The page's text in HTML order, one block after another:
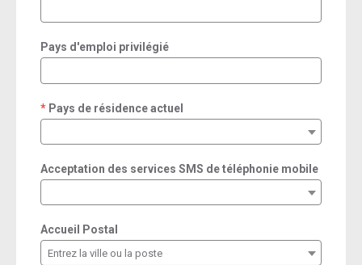
Pays d'emploi privilégié
Pays de résidence actuel
required
Acceptation des services SMS de téléphonie mobile
Accueil Postal
Entrez la ville ou la poste